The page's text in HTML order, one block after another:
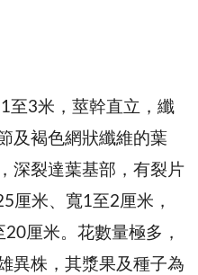
至3米，莖幹直立，纖
及褐色網狀纖維的葉
深裂達葉基部，有裂片
厘米、寬1至2厘米，
厘米。花數量極多，
異株，其漿果及種子為